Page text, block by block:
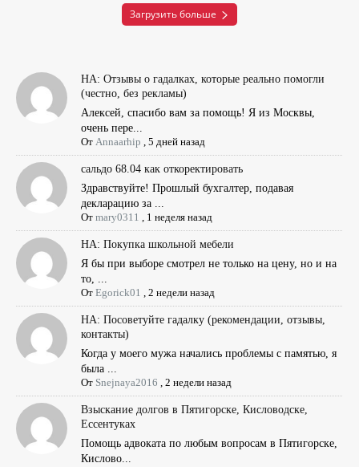
Загрузить больше
НА: Отзывы о гадалках, которые реально помогли
(честно, без рекламы)
Алексей, спасибо вам за помощь! Я из Москвы,
очень пере...
От Annaarhip ,5 дней назад
сальдо 68.04 как откоректировать
Здравствуйте! Прошлый бухгалтер, подавая
декларацию за ...
Отmary0311 1 неделя назад
НА: Покупка школьной мебели
Я бы при выборе смотрел не только на цену, но и на
то, ...
ОтEgorick01 ,2 недели назад
НА: Посоветуйте гадалку (рекомендации, отзывы,
контакты)
Когда у моего мужа начались проблемы с памятью, я
была ...
От Snejnaya2016 ,2 недели назад
Взыскание долгов в Пятигорске, Кисловодске,
Ессентуках
Помощь адвоката по любым вопросам в Пятигорске,
Кислово...